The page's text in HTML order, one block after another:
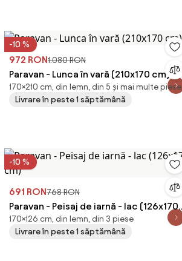
-10 %
972 RON1.080 RON
Paravan - Lunca în vară (210x170 cm)
170×210 cm, din lemn, din 5 și mai multe piese
Livrare în peste 1 săptămână
-10 %
691 RON768 RON
Paravan - Peisaj de iarnă - lac (126x170
cm)
170×126 cm, din lemn, din 3 piese
Livrare în peste 1 săptămână